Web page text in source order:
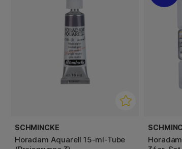
SCHMINCKE
Horadam Aquarell 15-ml-Tube